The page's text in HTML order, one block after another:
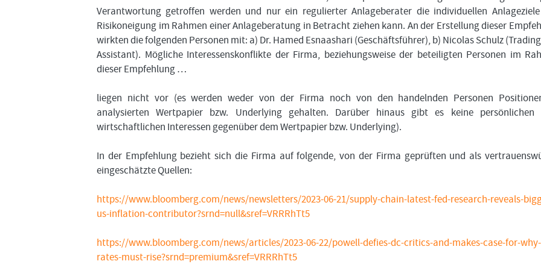
Verantwortung getroffen werden und nur ein regulierter Anlageberater die individuellen
Risikoneigung im Rahmen einer Anlageberatung in Betracht ziehen kann. An der Erstellung dieser
wirkten die folgenden Personen mit: a) Dr. Hamed Esnaashari (Geschäftsführer), b) Nicolas Schulz
Assistant). Mögliche Interessenskonflikte der Firma, beziehungsweise der beteiligten Personen im
dieser Empfehlung …
liegen nicht vor (es werden weder von der Firma noch von den handelnden Personen
analysierten Wertpapier bzw. Underlying gehalten. Darüber hinaus gibt es keine persönlichen
wirtschaftlichen Interessen gegenüber dem Wertpapier bzw. Underlying).
In der Empfehlung bezieht sich die Firma auf folgende, von der Firma geprüften und als
eingeschätzte Quellen:
https://www.bloomberg.com/news/newsletters/2023-06-21/supply-chain-latest-fed-research-reveals-
us-inflation-contributor?srnd=null&sref=VRRRhTt5
https://www.bloomberg.com/news/articles/2023-06-22/powell-defies-dc-critics-and-makes-case-for-why-
rates-must-rise?srnd=premium&sref=VRRRhTt5